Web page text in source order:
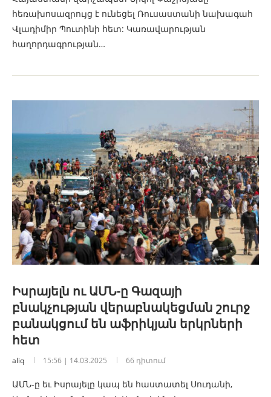
հեռախոսազրույց է ունեցել Ռուսաստանի նախագահ
Վլադիմիր Պուտինի հետ: Կառավարության
հաղորդագրության…
Իսրայելն ու ԱՄՆ-ը Գազայի
բնակչության վերաբնակեցման շուրջ
բանակցում են աֆրիկյան երկրների
հետ
aliq 15:56 | 14.03.2025 66 դիտում
ԱՄՆ-ը եւ Իսրայելը կապ են հաստատել Սուդանի,